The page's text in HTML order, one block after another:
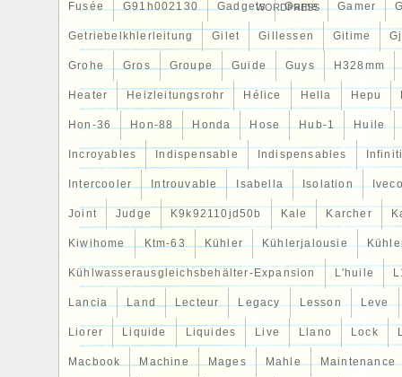
Fusée G91h002130 Gadgets Game Gamer
Getriebelkhlerleitung Gilet Gillessen Gitime
Grohe Gros Groupe Guide Guys H328mm
Heater Heizleitungsrohr Hélice Hella Hepu
Hon-36 Hon-88 Honda Hose Hub-1 Huile
Incroyables Indispensable Indispensables
Intercooler Introuvable Isabella Isolation
Joint Judge K9k92110jd50b Kale Karcher
Kiwihome Ktm-63 Kühler Kühlerjalousie
Kühlwasserausgleichsbehälter-Expansion L'huile
Lancia Land Lecteur Legacy Lesson Leve
Liorer Liquide Liquides Live Llano Lock
Macbook Machine Mages Mahle Maintenance
WORDPRESS